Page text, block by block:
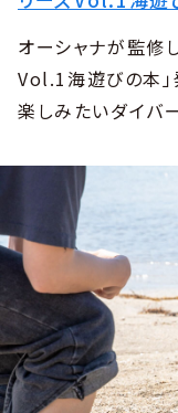
オーシャナが監修
Vol.1海遊びの本」
楽しみたいダイバ